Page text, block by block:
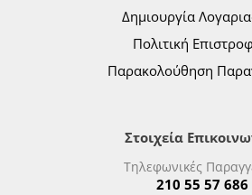
Δημιουργία
Πολιτική
Παρακολούθηση
Στοιχεία
Τηλεφωνικές
210 55 57 686